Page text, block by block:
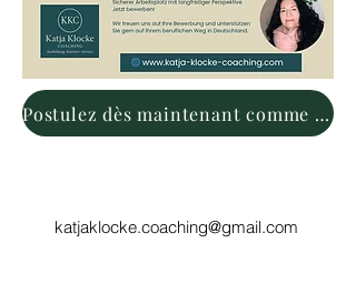
Postulez dès maintenant comme assistant médical
katjaklocke.coaching@gmail.com